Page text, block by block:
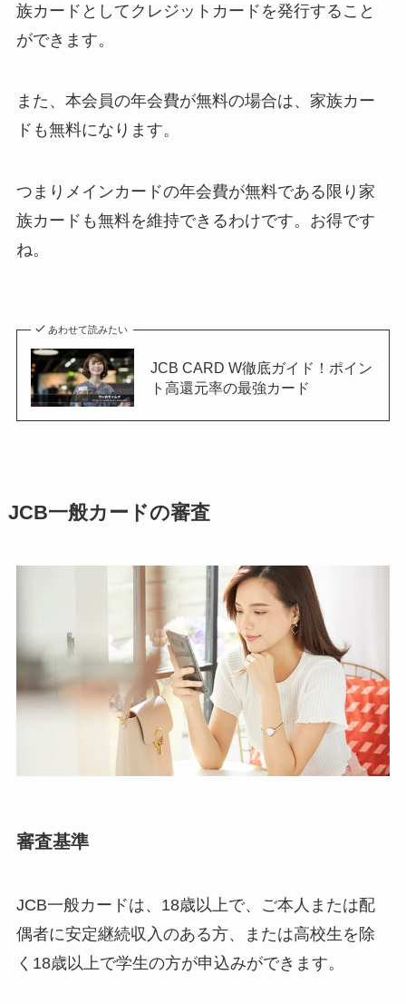
族カードとしてクレジットカードを発行すること
ができます。
また、本会員の年会費が無料の場合は、家族カー
ドも無料になります。
つまりメインカードの年会費が無料である限り家
族カードも無料を維持できるわけです。お得です
ね。
あわせて読みたい
JCB CARD W徹底ガイド！ポイン
ト高還元率の最強カード
JCB一般カードの審査
審査基準
JCB一般カードは、18歳以上で、ご本人または配
偶者に安定継続収入のある方、または高校生を除
く18歳以上で学生の方が申込みができます。